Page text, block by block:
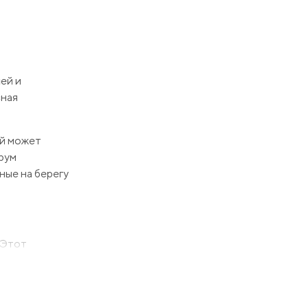
и
может
на берегу